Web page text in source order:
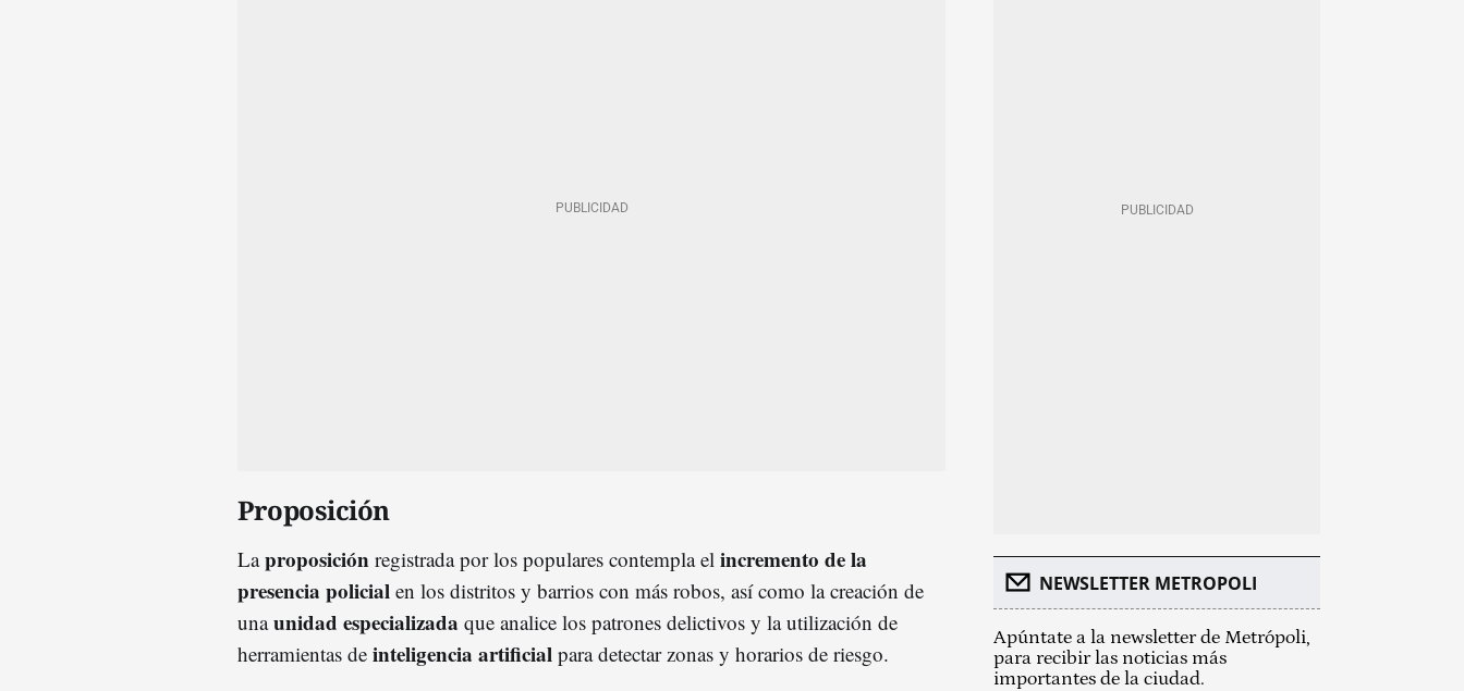
Proposición
Laproposición registrada por los populares contempla el incremento de la
presencia policial en los distritos y barrios con más robos, así como la creación de
unaunidad especializada que analice los patrones delictivos y la utilización de
herramientas de inteligencia artificial para detectar zonas y horarios de riesgo.
NEWSLETTER METROPOLI
Apúntate a la newsletter de Metrópoli,
para recibir las noticias más
importantes de la ciudad.